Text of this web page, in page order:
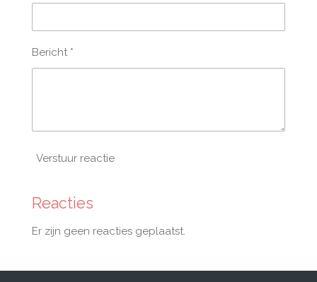
Bericht *
Verstuur reactie
Reacties
Er zijn geen reacties geplaatst.